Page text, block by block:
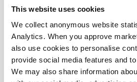
This website uses cookies
We collect anonymous website
Analytics. When you approve
also use cookies to personalise
provide social media features and
We may also share information
Functies
Extreem compact en ultralicht
Gemakkelijk te dragen, hanteren,
slaan